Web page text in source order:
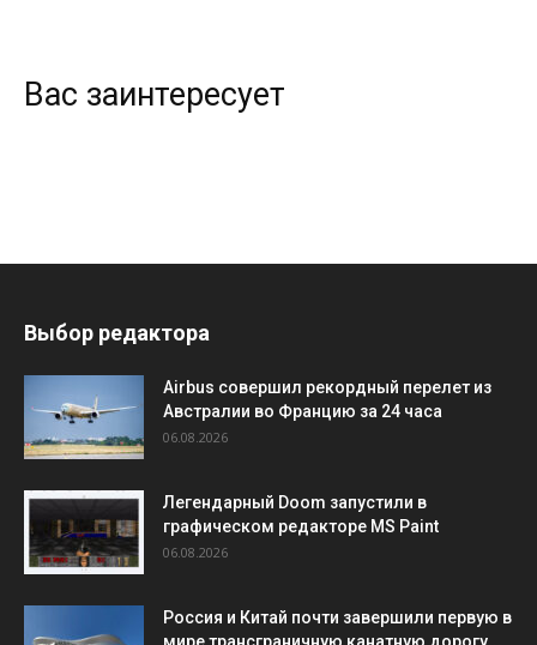
Вас заинтересует
Выбор редактора
Airbus совершил рекордный перелет из
Австралии во Францию за 24 часа
06.08.2026
Легендарный Doom запустили в
графическом редакторе MS Paint
06.08.2026
Россия и Китай почти завершили первую в